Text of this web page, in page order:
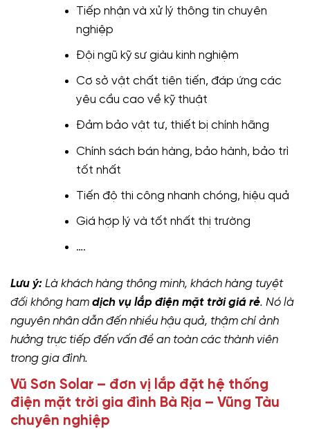
Tiếp nhận và xử lý thông tin chuyên
nghiệp
Đội ngũ kỹ sư giàu kinh nghiệm
Cơ sở vật chất tiên tiến, đáp ứng các
yêu cầu cao về kỹ thuật
Đảm bảo vật tư, thiết bị chính hãng
Chính sách bán hàng, bảo hành, bảo trì
tốt nhất
Tiến độ thi công nhanh chóng, hiệu quả
Giá hợp lý và tốt nhất thị trường
….
Lưu ý: Là khách hàng thông minh, khách hàng tuyệt
đối không ham dịch vụ lắp điện mặt trời giá rẻ. Nó là
nguyên nhân dẫn đến nhiều hậu quả, thậm chí ảnh
hưởng trực tiếp đến vấn đề an toàn các thành viên
trong gia đình.
Vũ Sơn Solar – đơn vị lắp đặt hệ thống
điện mặt trời gia đình Bà Rịa – Vũng Tàu
chuyên nghiệp